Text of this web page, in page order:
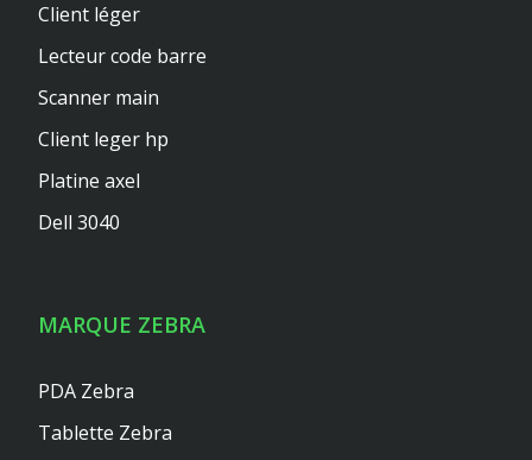
Client léger
Lecteur code barre
Scanner main
Client leger hp
Platine axel
Dell 3040
MARQUE ZEBRA
PDA Zebra
Tablette Zebra